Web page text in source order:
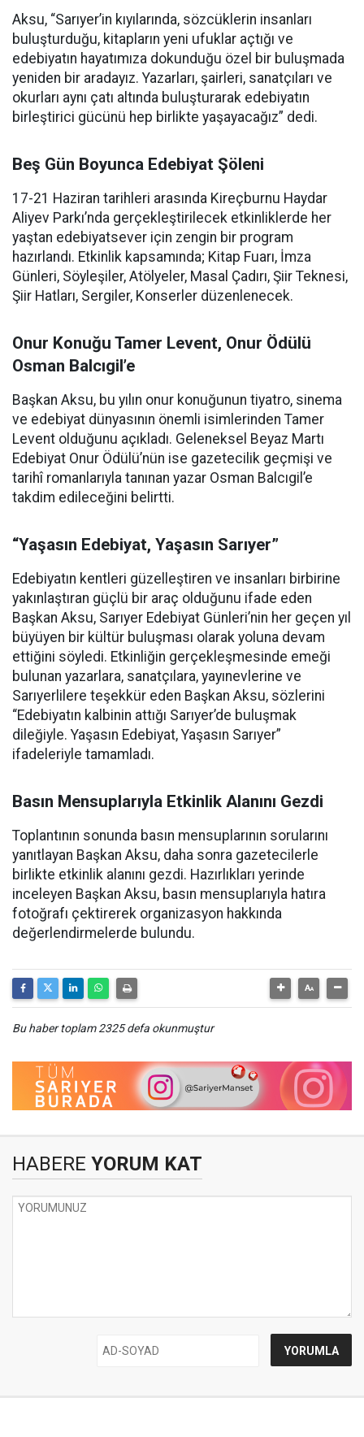
Aksu, “Sarıyer’in kıyılarında, sözcüklerin insanları
buluşturduğu, kitapların yeni ufuklar açtığı ve
edebiyatın hayatımıza dokunduğu özel bir buluşmada
yeniden bir aradayız. Yazarları, şairleri, sanatçıları ve
okurları aynı çatı altında buluşturarak edebiyatın
birleştirici gücünü hep birlikte yaşayacağız” dedi.
Beş Gün Boyunca Edebiyat Şöleni
17-21 Haziran tarihleri arasında Kireçburnu Haydar
Aliyev Parkı’nda gerçekleştirilecek etkinliklerde her
yaştan edebiyatsever için zengin bir program
hazırlandı. Etkinlik kapsamında; Kitap Fuarı, İmza
Günleri, Söyleşiler, Atölyeler, Masal Çadırı, Şiir Teknesi,
Şiir Hatları, Sergiler, Konserler düzenlenecek.
Onur Konuğu Tamer Levent, Onur Ödülü
Osman Balcıgil’e
Başkan Aksu, bu yılın onur konuğunun tiyatro, sinema
ve edebiyat dünyasının önemli isimlerinden Tamer
Levent olduğunu açıkladı. Geleneksel Beyaz Martı
Edebiyat Onur Ödülü’nün ise gazetecilik geçmişi ve
tarihî romanlarıyla tanınan yazar Osman Balcıgil’e
takdim edileceğini belirtti.
“Yaşasın Edebiyat, Yaşasın Sarıyer”
Edebiyatın kentleri güzelleştiren ve insanları birbirine
yakınlaştıran güçlü bir araç olduğunu ifade eden
Başkan Aksu, Sarıyer Edebiyat Günleri’nin her geçen yıl
büyüyen bir kültür buluşması olarak yoluna devam
ettiğini söyledi. Etkinliğin gerçekleşmesinde emeği
bulunan yazarlara, sanatçılara, yayınevlerine ve
Sarıyerlilere teşekkür eden Başkan Aksu, sözlerini
“Edebiyatın kalbinin attığı Sarıyer’de buluşmak
dileğiyle. Yaşasın Edebiyat, Yaşasın Sarıyer”
ifadeleriyle tamamladı.
Basın Mensuplarıyla Etkinlik Alanını Gezdi
Toplantının sonunda basın mensuplarının sorularını
yanıtlayan Başkan Aksu, daha sonra gazetecilerle
birlikte etkinlik alanını gezdi. Hazırlıkları yerinde
inceleyen Başkan Aksu, basın mensuplarıyla hatıra
fotoğrafı çektirerek organizasyon hakkında
değerlendirmelerde bulundu.
Bu haber toplam 2325 defa okunmuştur
HABERE YORUM KAT